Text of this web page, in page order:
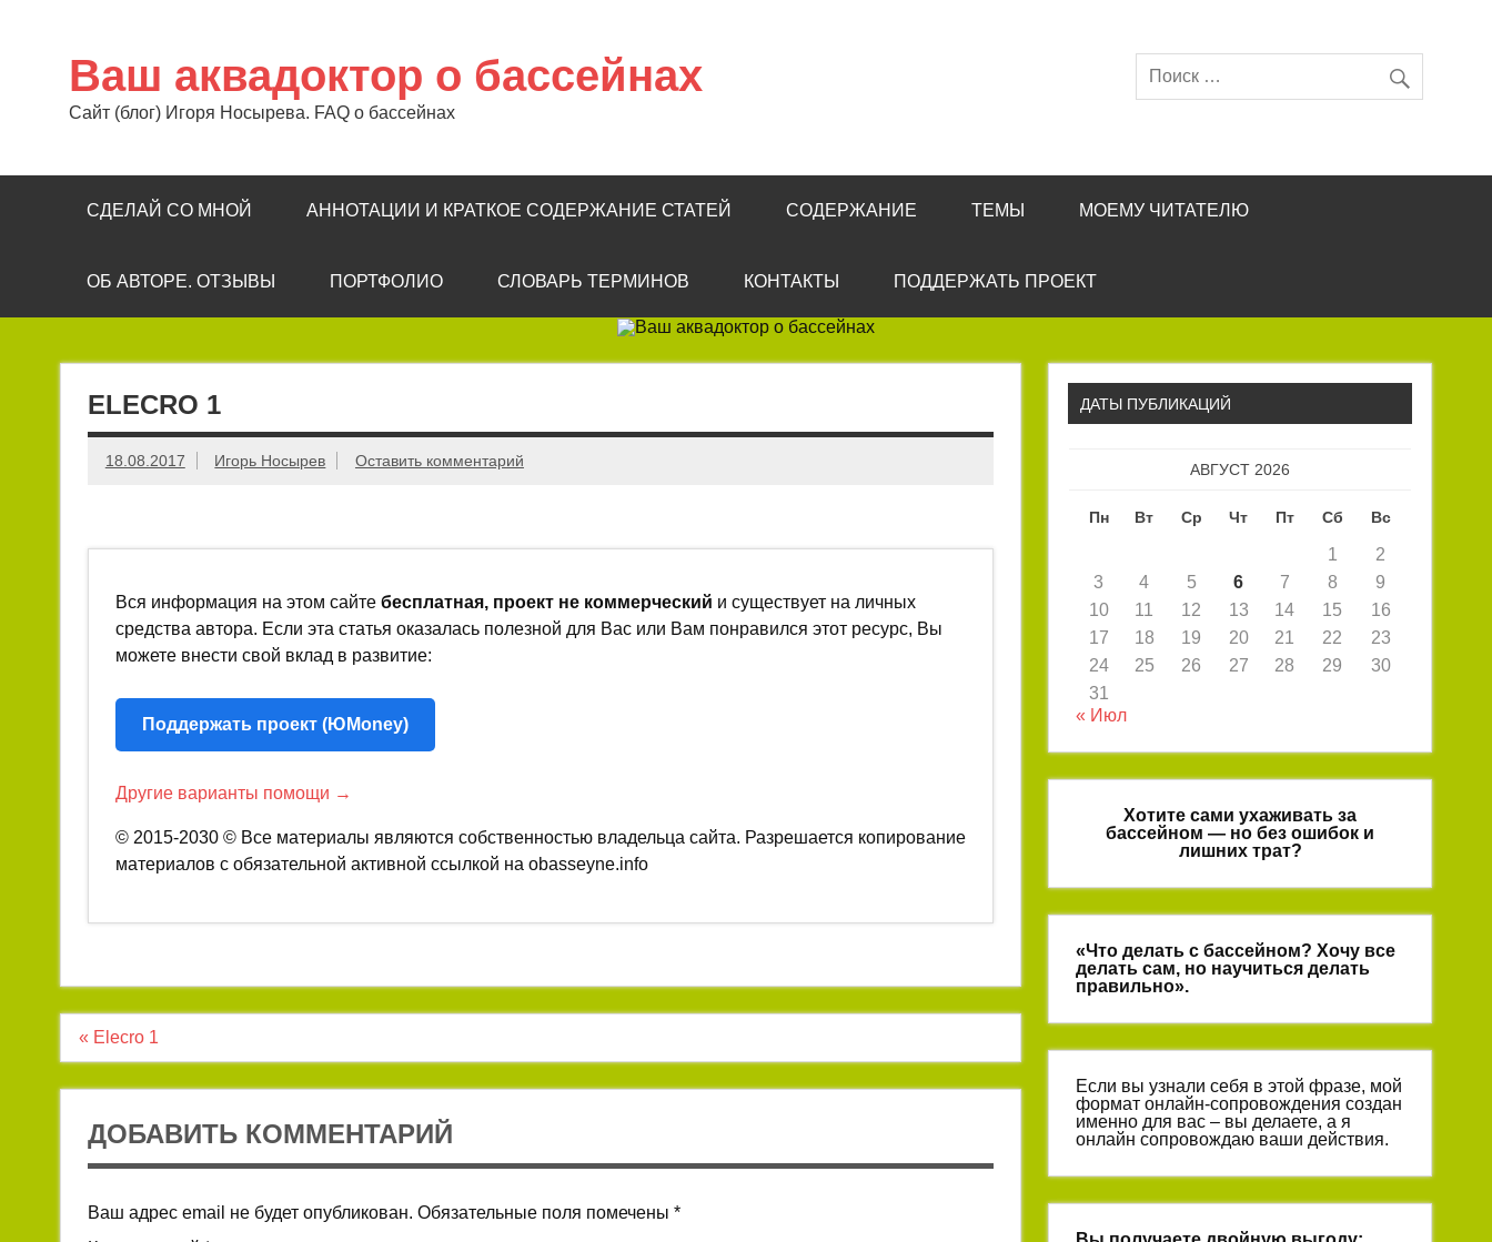
Ваш аквадоктор о бассейнах
Сайт (блог) Игоря Носырева. FAQ о бассейнах
СДЕЛАЙ СО МНОЙ АННОТАЦИИ И КРАТКОЕ СОДЕРЖАНИЕ СТАТЕЙ СОДЕРЖАНИЕ ТЕМЫ МОЕМУ ЧИТАТЕЛЮ
ОБ АВТОРЕ. ОТЗЫВЫ ПОРТФОЛИО СЛОВАРЬ ТЕРМИНОВ КОНТАКТЫ ПОДДЕРЖАТЬ ПРОЕКТ
ELECRO 1
18.08.2017 Игорь Носырев Оставить комментарий
Вся информация на этом сайте бесплатная, проект не коммерческий и существует на личных
средства автора. Если эта статья оказалась полезной для Вас или Вам понравился этот ресурс, Вы
можете внести свой вклад в развитие:
Поддержать проект (ЮMoney)
Другие варианты помощи →
© 2015-2030 © Все материалы являются собственностью владельца сайта. Разрешается копирование
материалов с обязательной активной ссылкой на obasseyne.info
Навигация
записям
« Elecro 1
ДОБАВИТЬ КОММЕНТАРИЙ
Ваш адрес email не будет опубликован. Обязательные поля помечены *
ДАТЫ ПУБЛИКАЦИЙ
АВГУСТ 2026
Пн Вт Ср Чт Пт Сб Вс
1
2
3
4 5 6 7 8
9
10
11 12 13 14 15
16
17
18 19 20 21 22
23
24
25 26 27 28 29
30
31
« Июл
Хотите сами ухаживать за
бассейном — но без ошибок и
лишних трат?
«Что делать с бассейном? Хочу все
делать сам, но научиться делать
правильно».
Если вы узнали себя в этой фразе, мой
формат онлайн-сопровождения создан
именно для вас – вы делаете, а я
онлайн сопровождаю ваши действия.